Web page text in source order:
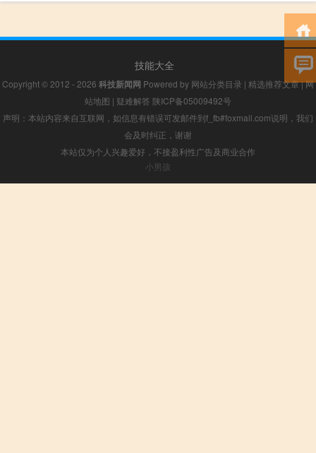
技能大全
Copyright © 2012 - 2026 科技新闻网 Powered by 网站分类目录 | 精选推荐文章|网
站地图 | 疑难解答 陕ICP备05009492号
声明：本站内容来自互联网，如信息有错误可发邮件到f_fb#foxmail.com说明，我们
会及时纠正，谢谢
本站仅为个人兴趣爱好，不接盈利性广告及商业合作
小男孩